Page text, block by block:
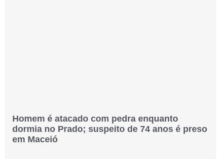
Homem é atacado com pedra enquanto
dormia no Prado; suspeito de 74 anos é preso
em Maceió